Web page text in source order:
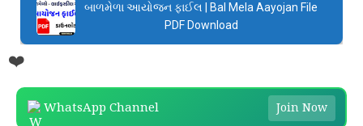
બાળમેળા આયોજન ફાઈલ | Bal Mela Aayojan File
PDF Download
❤️
WhatsApp Channel Join Now